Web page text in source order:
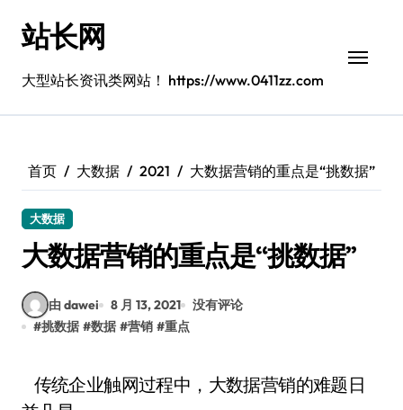
站长网
大型站长资讯类网站！ https://www.0411zz.com
首页 大数据 2021 大数据营销的重点是“挑数据”
大数据
大数据营销的重点是“挑数据”
由 dawei 8 月 13, 2021
没有评论
#挑数据 #数据 #营销 #重点
传统企业触网过程中，大数据营销的难题日